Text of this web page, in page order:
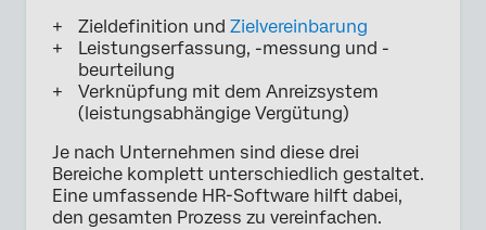
Zieldefinition und Zielvereinbarung
Leistungserfassung, -messung und -
beurteilung
Verknüpfung mit dem Anreizsystem
(leistungsabhängige Vergütung)
Je nach Unternehmen sind diese drei
Bereiche komplett unterschiedlich gestaltet.
Eine umfassende HR-Software hilft dabei,
den gesamten Prozess zu vereinfachen.